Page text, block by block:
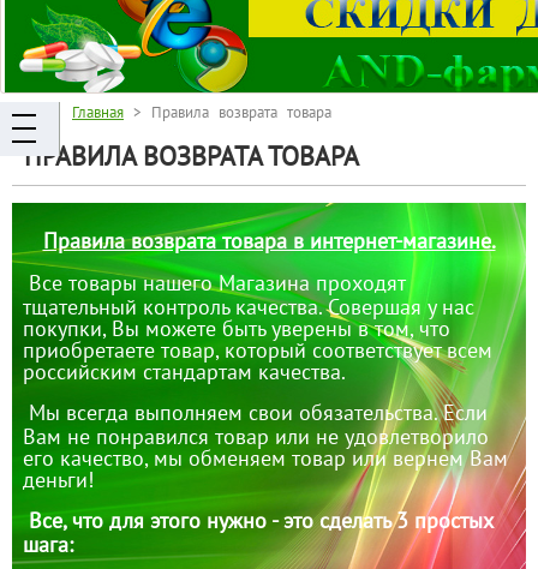
Главная > Правила возврата товара
ПРАВИЛА ВОЗВРАТА ТОВАРА
Правила возврата товара в интернет-магазине.
Все товары нашего Магазина проходят
тщательный контроль качества. Совершая у нас
покупки, Вы можете быть уверены в том, что
приобретаете товар, который соответствует всем
российским стандартам качества.
Мы всегда выполняем свои обязательства. Если
Вам не понравился товар или не удовлетворило
его качество, мы обменяем товар или вернем Вам
деньги!
Все, что для этого нужно - это сделать 3 простых
шага: